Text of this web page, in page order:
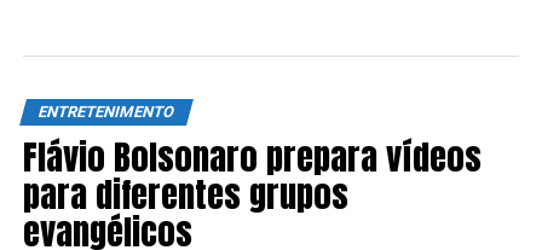
ENTRETENIMENTO
Flávio Bolsonaro prepara vídeos
para diferentes grupos
evangélicos